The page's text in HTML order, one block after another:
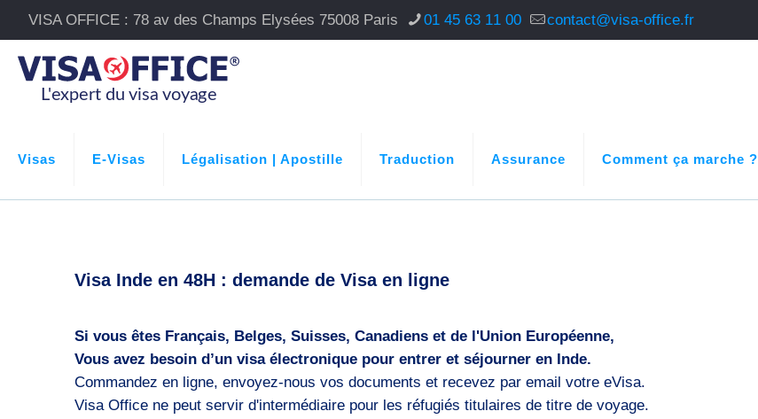
VISA OFFICE : 78 av des Champs Elysées 75008 Paris 01 45 63 11 00 contact@visa-office.fr
Visas E-Visas Légalisation | Apostille Traduction Assurance Comment ça marche ?
Visa Inde en 48H : demande de Visa en ligne
Si vous êtes Français, Belges, Suisses, Canadiens et de l'Union Européenne,
Vous avez besoin d’un visa électronique pour entrer et séjourner en Inde.
Commandez en ligne, envoyez-nous vos documents et recevez par email votre eVisa.
Visa Office ne peut servir d'intermédiaire pour les réfugiés titulaires de titre de voyage.